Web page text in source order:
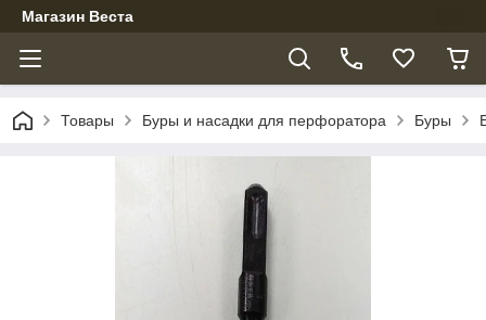
Магазин Веста
Товары Буры и насадки для перфоратора Буры